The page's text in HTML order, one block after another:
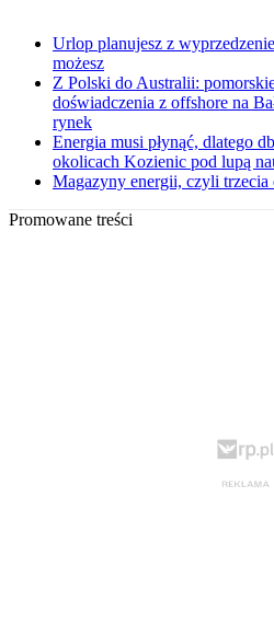
Urlop planujesz z
możesz
Z Polski do Australii:
doświadczenia z offshore na
rynek
Energia musi płynąć, dlatego
okolicach Kozienic pod lupą
Magazyny energii, czyli trzecia
Promowane treści